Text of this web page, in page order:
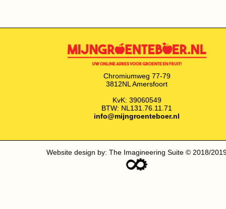
Chromiumweg 77-79
3812NL Amersfoort
KvK: 39060549
BTW: NL131.76.11.71
info@mijngroenteboer.nl
Website design by: The Imagineering Suite © 2018/